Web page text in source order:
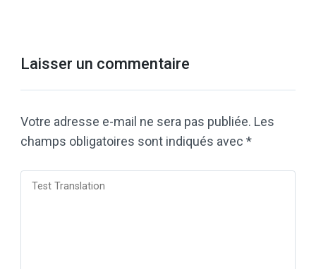
Laisser un commentaire
Votre adresse e-mail ne sera pas publiée. Les
champs obligatoires sont indiqués avec *